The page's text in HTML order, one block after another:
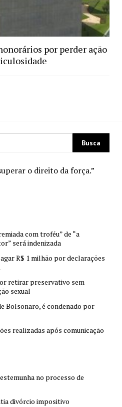
o direito da força.”
com troféu” de “a
será indenizada
R$ 1 milhão por declarações
retirar preservativo sem
sexual
Bolsonaro, é condenado por
realizadas após comunicação
no processo de
divórcio impositivo
por perder ação